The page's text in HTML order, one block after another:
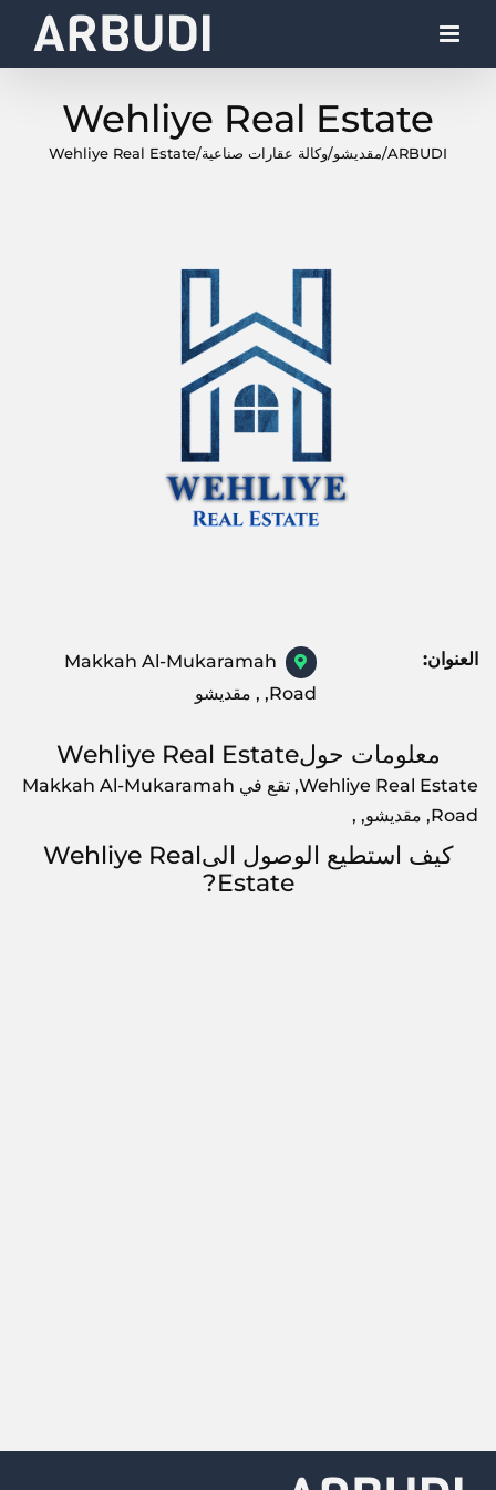
Wehliye Real Estate
ARBUDI
/مقديشو/وكالة عقارات صناعية/
Wehliye Real Estate
العنوان:
Makkah Al-Mukaramah
Road, , مقديشو
معلومات حولWehliye Real Estate
Wehliye Real Estate, تقع في Makkah Al-Mukaramah
Road, مقديشو, ,
كيف استطيع الوصول الىWehliye Real
Estate?